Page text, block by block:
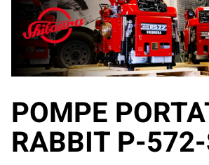
POMPE
RABBIT P-